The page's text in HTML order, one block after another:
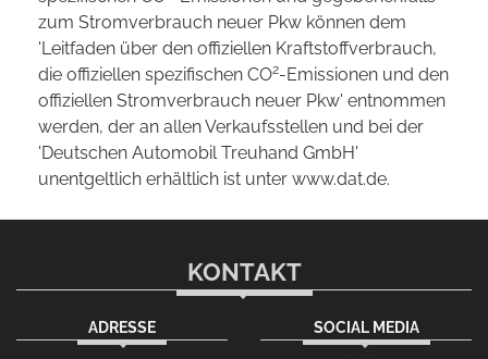
zum Stromverbrauch neuer Pkw können dem
'Leitfaden über den offiziellen Kraftstoffverbrauch,
die offiziellen spezifischen CO2-Emissionen und den
offiziellen Stromverbrauch neuer Pkw' entnommen
werden, der an allen Verkaufsstellen und bei der
'Deutschen Automobil Treuhand GmbH'
unentgeltlich erhältlich ist unter www.dat.de.
KONTAKT
ADRESSE SOCIAL MEDIA